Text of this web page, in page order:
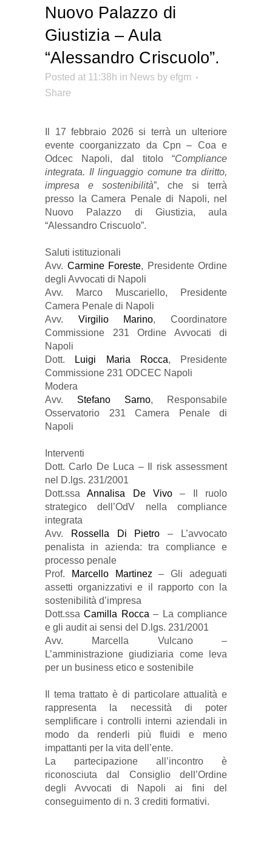
Nuovo Palazzo di
Giustizia – Aula
“Alessandro Criscuolo”.
Posted at 11:38h in News by efgm
Share
Il 17 febbraio 2026 si terrà un ulteriore
evente coorganizzato da Cpn – Coa e
Odcec Napoli, dal titolo “Compliance
integrata. Il linguaggio comune tra diritto,
impresa e sostenibilità”, che si terrà
presso la Camera Penale di Napoli, nel
Nuovo Palazzo di Giustizia, aula
“Alessandro Criscuolo”.
Saluti istituzionali
Avv. Carmine Foreste, Presidente Ordine
degli Avvocati di Napoli
Avv. Marco Muscariello, Presidente
Camera Penale di Napoli
Avv. Virgilio Marino, Coordinatore
Commissione 231 Ordine Avvocati di
Napoli
Dott.
Luigi Maria Rocca, Presidente
Commissione 231 ODCEC Napoli
Modera
Avv. Stefano Sarno, Responsabile
Osservatorio 231 Camera Penale di
Napoli
Interventi
Dott. Carlo De Luca – Il risk assessment
nel D.lgs. 231/2001
Dott.ssaAnnalisa De Vivo – Il ruolo
strategico dell’OdV nella compliance
integrata
Avv.
Rossella Di Pietro – L’avvocato
penalista in azienda: tra compliance e
processo penale
Prof.
Marcello Martinez – Gli adeguati
assetti organizzativi e il rapporto con la
sostenibilità d’impresa
Dott.ssaCamilla Rocca – La compliance
e gli audit ai sensi del D.lgs. 231/2001
Avv. Marcella Vulcano –
L’amministrazione giudiziaria come leva
per un business etico e sostenibile
Il tema trattato è di particolare attualità e
rappresenta la necessità di poter
semplificare i controlli interni aziendali in
modo da renderli più fluidi e meno
impattanti per la vita dell’ente.
La partecipazione all’incontro è
riconosciuta dal Consiglio dell’Ordine
degli Avvocati di Napoli ai fini del
conseguimento di n. 3 crediti formativi.